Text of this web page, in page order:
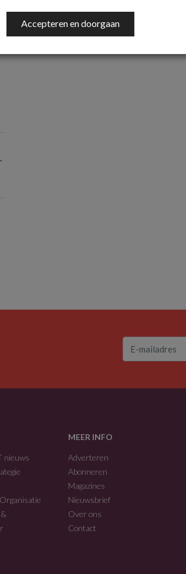
nieuws
MEER INFO
Adverteren
Abonneren
Magazines
Nieuwsbrief
Over ons
Contact
Accepteren en doorgaan